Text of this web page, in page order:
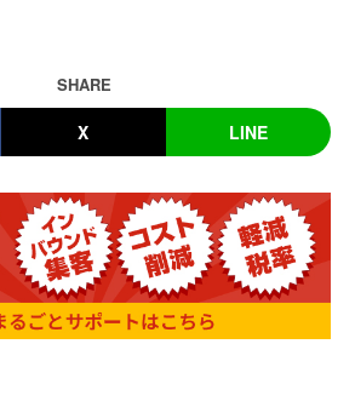
SHARE
X LINE